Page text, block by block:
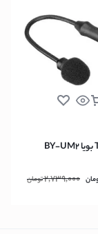
2,739,000تومان